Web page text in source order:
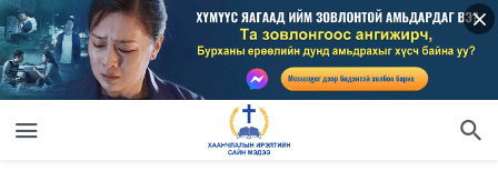
307 Төгс Хүчит Бурхан л намайг хайрладаг